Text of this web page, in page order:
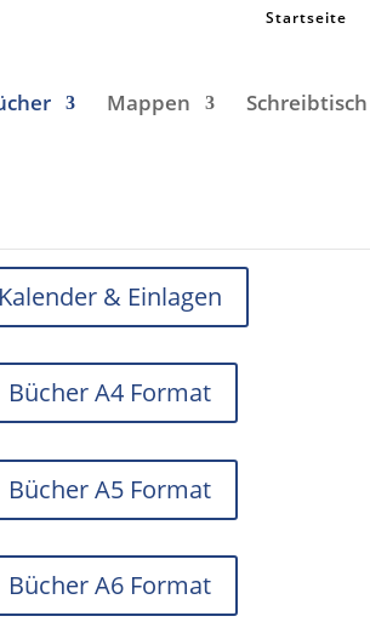
Startseite
Mappen Schreibtisch
Kalender & Einlagen
Bücher A4 Format
Bücher A5 Format
Bücher A6 Format